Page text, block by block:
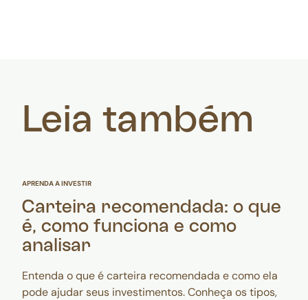
Leia também
APRENDA A INVESTIR
Carteira recomendada: o que
é, como funciona e como
analisar
Entenda o que é carteira recomendada e como ela
pode ajudar seus investimentos. Conheça os tipos,